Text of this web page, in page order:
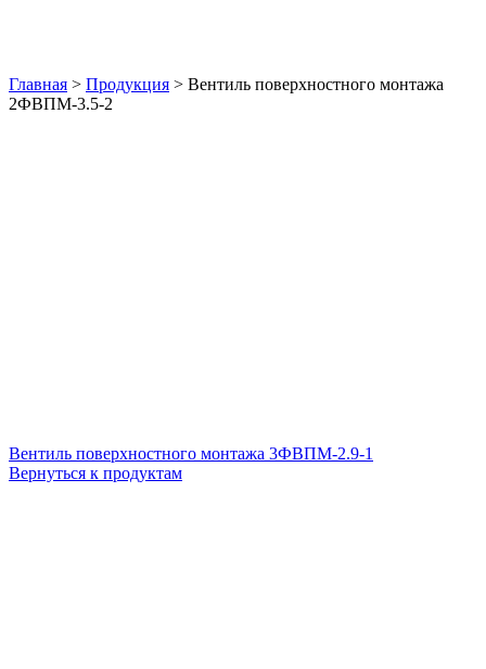
Главная > Продукция > Вентиль поверхностного монтажа
2ФВПМ-3.5-2
Вентиль поверхностного монтажа 3ФВПМ-2.9-1
Вернуться к продуктам